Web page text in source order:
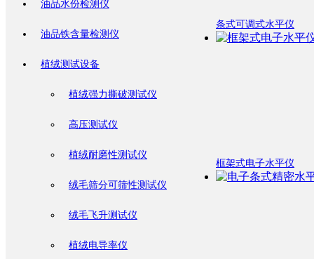
油品水份检测仪
油品铁含量检测仪
植绒测试设备
植绒强力撕破测试仪
高压测试仪
植绒耐磨性测试仪
绒毛筛分可筛性测试仪
绒毛飞升测试仪
植绒电导率仪
条式可调式水平仪
框架式电子水平仪